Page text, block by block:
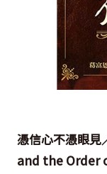
憑信心不憑眼
and the Order